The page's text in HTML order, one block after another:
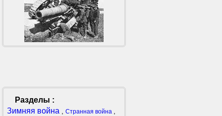
Разделы :
Зимняя война
Странная война